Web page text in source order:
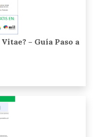
– Guía Paso a